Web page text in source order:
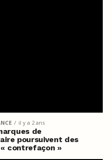
il y a 2 ans
de
poursuivent des
contrefaçon »